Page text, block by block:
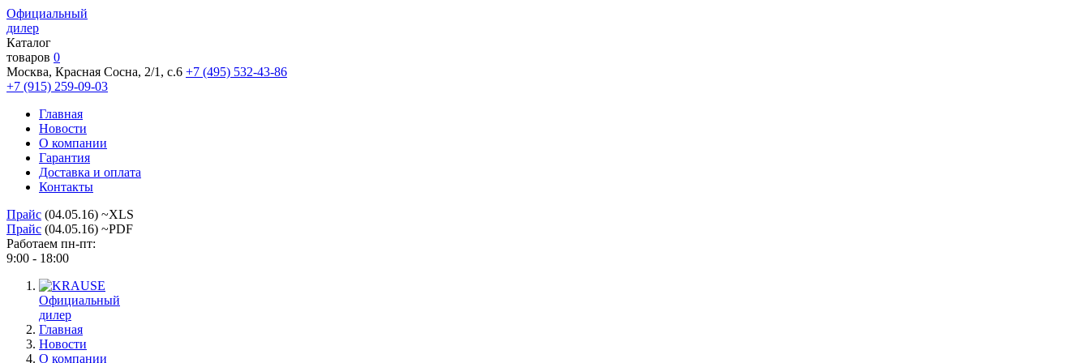
Официальный
дилер
Каталог
товаров 0
Москва, Красная Сосна, 2/1, с.6 +7 (495) 532-43-86
+7 (915) 259-09-03
Главная
Новости
О компании
Гарантия
Доставка и оплата
Контакты
Прайс (04.05.16) ~XLS
Прайс (04.05.16) ~PDF
Работаем пн-пт:
9:00 - 18:00
Официальный
дилер
Главная
Новости
О компании